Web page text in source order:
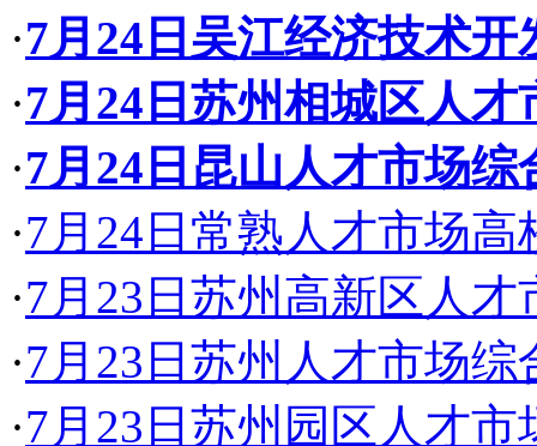
·7月24日吴江经济技术开
·7月24日苏州相城区人才
·7月24日昆山人才市场综
·7月24日常熟人才市场高
·7月23日苏州高新区人才
·7月23日苏州人才市场综
·7月23日苏州园区人才市